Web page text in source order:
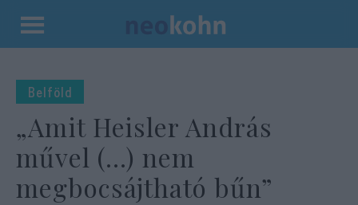
Kilépés
tartalomba
Belföld
„Amit Heisler András
művel (…) nem
megbocsájtható bűn”